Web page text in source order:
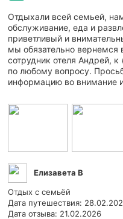
Отдыхали всей семьей,
обслуживание, еда и
приветливый и
мы обязательно вернемся
сотрудник отеля Андрей,
по любому вопросу.
информацию во внимание
Елизавета В
Отдых с семьёй
Дата путешествия:
Дата отзыва: 21.02.2026